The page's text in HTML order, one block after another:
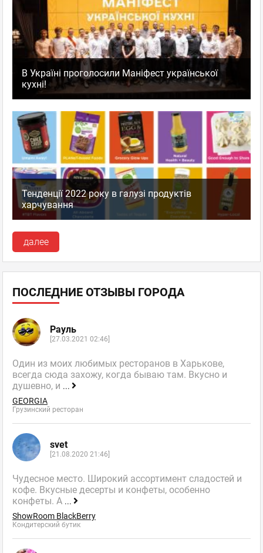
В Україні проголосили Маніфест української
кухні!
Тенденції 2022 року в галузі продуктів
харчування
далее
ПОСЛЕДНИЕ ОТЗЫВЫ ГОРОДА
Рауль
[27.03.2021 02:46]
Один из моих любимых ресторанов в Харькове,
всегда сюда захожу, когда бываю там. Вкусно и
душевно, и ...
GEORGIA
Грузинский ресторан
svet
[21.08.2020 21:46]
Чудесное место. Широкий ассортимент сладостей и
кофе. Вкусные десерты и конфеты, особенно
конфеты. А ...
ShowRoom BlackBerry
Кондитерский бутик